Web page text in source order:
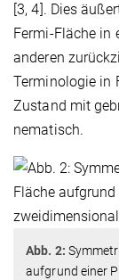
[3, 4]. Dies
Fermi-Fläche in
anderen
Terminologie in
Zustand mit
nematisch.
Abb. 2:
aufgrund einer